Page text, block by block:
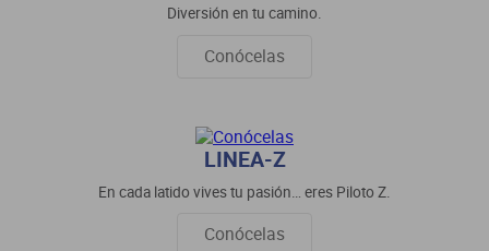
Diversión en tu camino.
Conócelas
LINEA-Z
En cada latido vives tu pasión… eres Piloto Z.
Conócelas